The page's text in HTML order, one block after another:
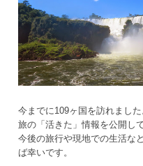
今までに109ヶ国を訪れました
旅の「活きた」情報を公開し
今後の旅行や現地での生活な
ば幸いです。